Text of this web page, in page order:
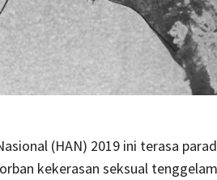
(HAN) 2019 ini terasa
kekerasan seksual